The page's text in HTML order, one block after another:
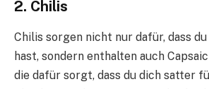
2. Chilis
Chilis sorgen nicht nur dafür, dass
hast, sondern enthalten auch
die dafür sorgt, dass du dich satter